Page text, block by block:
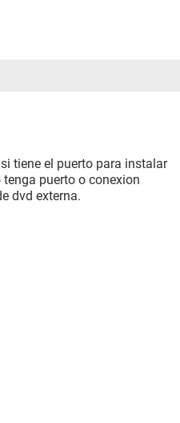
tiene el puerto para instalar
puerto o conexion
dvd externa.